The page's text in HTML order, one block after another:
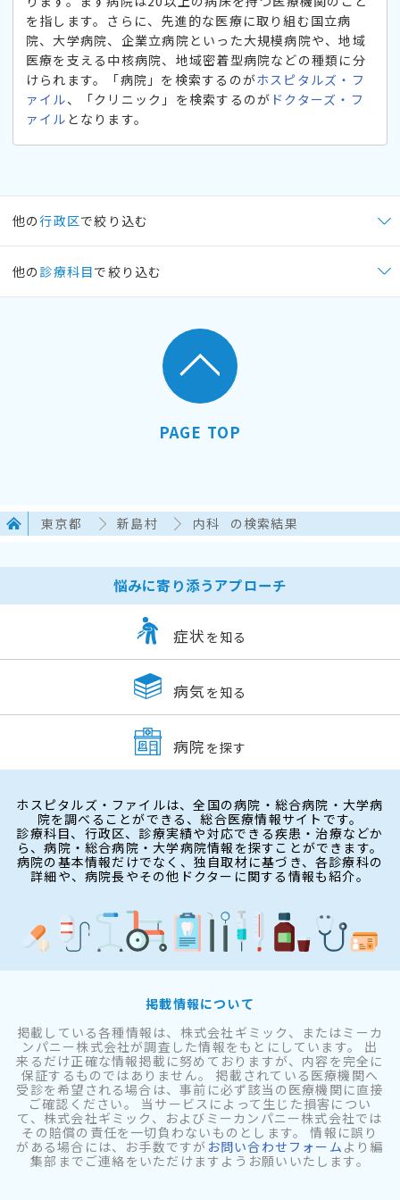
を指します。さらに、先進的な医療に取り組む国立病
院、大学病院、企業立病院といった大規模病院や、地域
医療を支える中核病院、地域密着型病院などの種類に分
けられます。「病院」を検索するのがホスピタルズ・フ
ァイル、「クリニック」を検索するのが ドクターズ・フ
ァイル となります。
他の行政区で絞り込む
他の 診療科目で絞り込む
PAGE TOP
東京都 新島村 内科 の検索結果
悩みに寄り添うアプローチ
症状 を知る
病気 を知る
病院 を探す
ホスピタルズ・ファイルは、全国の病院・総合病院・大学病
院を調べることができる、総合医療情報サイトです。
診療科目、行政区、診療実績や対応できる疾患・治療などか
ら、病院・総合病院・大学病院情報を探すことができます。
病院の基本情報だけでなく、独自取材に基づき、各診療科の
詳細や、病院長やその他ドクターに関する情報も紹介。
掲載情報について
掲載している各種情報は、株式会社ギミック、またはミーカ
ンパニー株式会社が調査した情報をもとにしています。 出
来るだけ正確な情報掲載に努めておりますが、内容を完全に
保証するものではありません。 掲載されている医療機関へ
受診を希望される場合は、事前に必ず該当の医療機関に直接
ご確認ください。 当サービスによって生じた損害につい
て、株式会社ギミック、およびミーカンパニー株式会社では
その賠償の責任を一切負わないものとします。 情報に誤り
がある場合には、お手数ですが お問い合わせフォーム より編
集部までご連絡をいただけますようお願いいたします。